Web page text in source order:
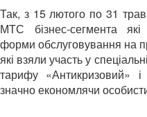
Так, з 15 лютого по 31
МТС бізнес-сегмента
форми обслуговування на
які взяли участь у
тарифу «Антикризовий»
значно економлячи